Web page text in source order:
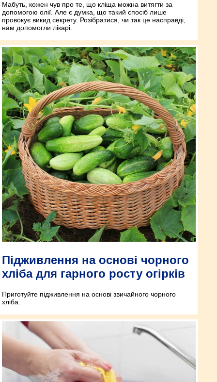
Мабуть, кожен чув про те, що кліща можна витягти за
допомогою олії. Але є думка, що такий спосіб лише
провокує викид секрету. Розібратися, чи так це насправді,
нам допомогли лікарі.
Підживлення на основі чорного
хліба для гарного росту огірків
Приготуйте підживлення на основі звичайного чорного
хліба.